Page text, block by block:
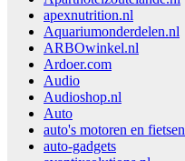
apexnutrition.nl
Aquariumonderdelen.nl
ARBOwinkel.nl
Ardoer.com
Audio
Audioshop.nl
Auto
auto's motoren en fietsen
auto-gadgets